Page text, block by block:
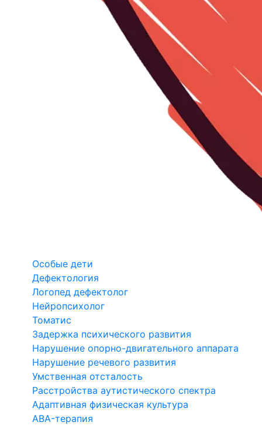
Особые дети
Дефектология
Логопед дефектолог
Нейропсихолог
Томатис
Задержка психического развития
Нарушение опорно-двигательного аппарата
Нарушение речевого развития
Умственная отсталость
Расстройства аутистического спектра
Адаптивная физическая культура
ABA-терапия